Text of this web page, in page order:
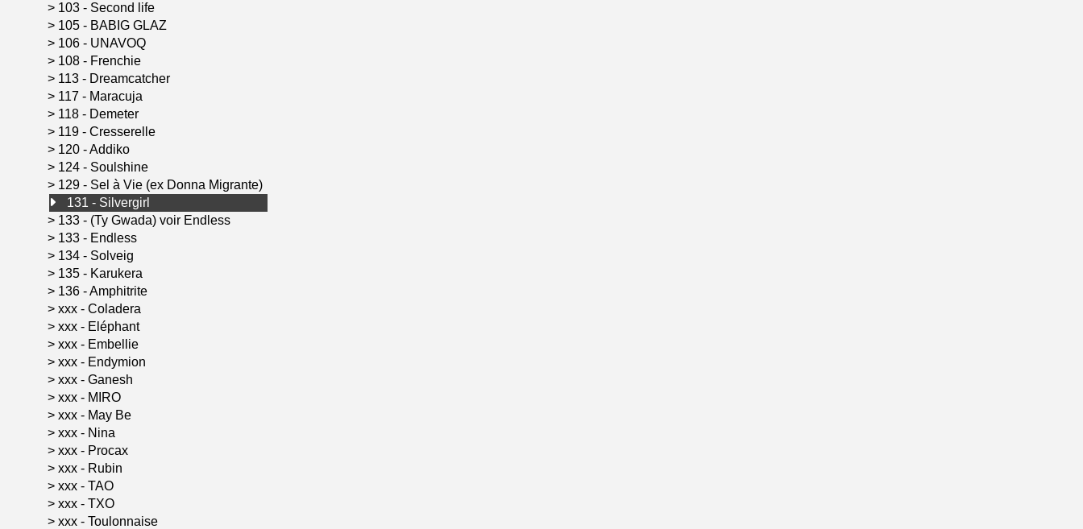
> 103 - Second life
> 105 - BABIG GLAZ
> 106 - UNAVOQ
> 108 - Frenchie
> 113 - Dreamcatcher
> 117 - Maracuja
> 118 - Demeter
> 119 - Cresserelle
> 120 - Addiko
> 124 - Soulshine
> 129 - Sel à Vie (ex Donna Migrante)
131 - Silvergirl
> 133 - (Ty Gwada) voir Endless
> 133 - Endless
> 134 - Solveig
> 135 - Karukera
> 136 - Amphitrite
> xxx - Coladera
> xxx - Eléphant
> xxx - Embellie
> xxx - Endymion
> xxx - Ganesh
> xxx - MIRO
> xxx - May Be
> xxx - Nina
> xxx - Procax
> xxx - Rubin
> xxx - TAO
> xxx - TXO
> xxx - Toulonnaise